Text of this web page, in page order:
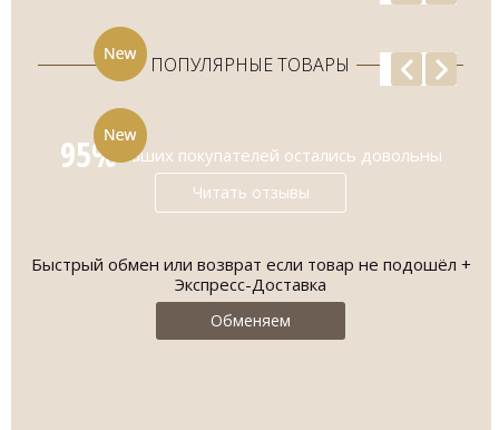
ПОПУЛЯРНЫЕ ТОВАРЫ
95% наших покупателей остались довольны
Читать отзывы
Быстрый обмен или возврат если товар не подошёл +
Экспресс-Доставка
Обменяем